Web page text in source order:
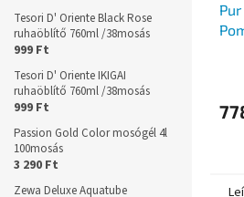
Tesori D' Oriente Black Rose
ruhaöblítő 760ml /38mosás
999 Ft
Tesori D' Oriente IKIGAI
ruhaöblítő 760ml /38mosás
999 Ft
Passion Gold Color mosógél 4l
100mosás
3 290 Ft
Zewa Deluxe Aquatube